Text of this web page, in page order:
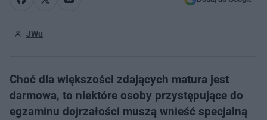
JWu
Choć dla większości zdających matura jest
darmowa, to niektóre osoby przystępujące do
egzaminu dojrzałości muszą wnieść specjalną